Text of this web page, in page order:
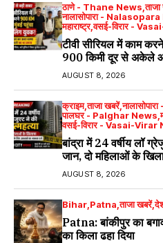
ठाणे - Thane News
नालासोपारा -
महाराष्ट्र वसई-विरार -
टीवी सीरियल में काम
900 किमी दूर से अकेले
AUGUST 8, 2026
क्राइम ताजा खबरें
पालघर - Palghar News
वसई-विरार - Vasai-Virar
बांद्रा में 24 वर्षीय लॉ
जान, दो महिलाओं के
मामला दर्ज
AUGUST 8, 2026
Bihar Patna ताजा खबरें
Patna: बांकीपुर का
का किला ढहा दिया